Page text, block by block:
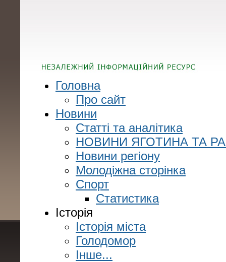
Головна
Про сайт
Новини
Статті та аналітика
НОВИНИ ЯГОТИНА ТА
Новини регіону
Молодіжна сторінка
Спорт
Статистика
Історія
Історія міста
Голодомор
Інше...